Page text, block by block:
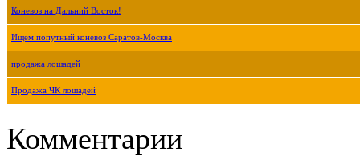
Коневоз на Дальний Восток!
Ищем попутный коневоз Саратов-Москва
продажа лошадей
Продажа ЧК лошадей
Комментарии